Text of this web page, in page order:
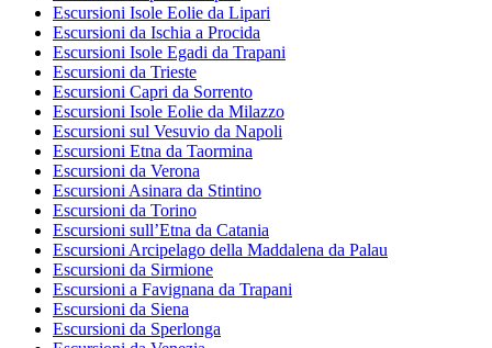
Escursioni Isole Eolie da Lipari
Escursioni da Ischia a Procida
Escursioni Isole Egadi da Trapani
Escursioni da Trieste
Escursioni Capri da Sorrento
Escursioni Isole Eolie da Milazzo
Escursioni sul Vesuvio da Napoli
Escursioni Etna da Taormina
Escursioni da Verona
Escursioni Asinara da Stintino
Escursioni da Torino
Escursioni sull’Etna da Catania
Escursioni Arcipelago della Maddalena da Palau
Escursioni da Sirmione
Escursioni a Favignana da Trapani
Escursioni da Siena
Escursioni da Sperlonga